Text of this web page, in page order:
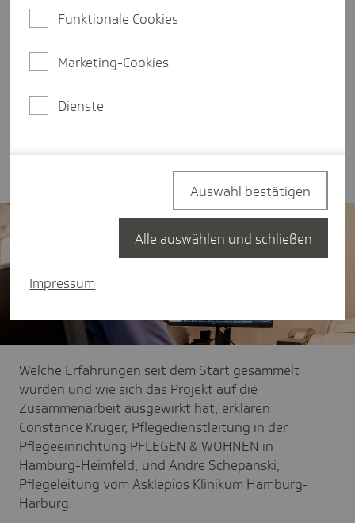
Seit April 2025 berät die Notaufnahme des
Asklepios Klinikums Hamburg-Harburg
teilnehmende Pflegeeinrichtungen von PFLEGEN &
WOHNEN mit Hilfe eines Telekonsils zu passenden
neuartige Zusammenarbeit durch einen Vertrag
Welche Erfahrungen seit dem Start gesammelt
wurden und wie sich das Projekt auf die
Zusammenarbeit ausgewirkt hat, erklären
Constance Krüger, Pflegedienstleitung in der
Pflegeeinrichtung PFLEGEN & WOHNEN in
Hamburg-Heimfeld, und Andre Schepanski,
Pflegeleitung vom Asklepios Klinikum Hamburg-
Harburg.
Funktionale Cookies
Marketing-Cookies
Dienste
Impressum
Auswahl bestätigen
Alle auswählen und schließen